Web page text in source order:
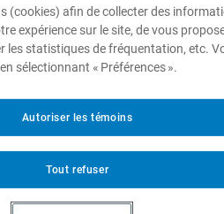
(cookies) afin de collecter des
expérience sur le site, de vous
les statistiques de fréquentation, etc.
sélectionnant « Préférences ».
Tout refuser
Autoriser les témoins